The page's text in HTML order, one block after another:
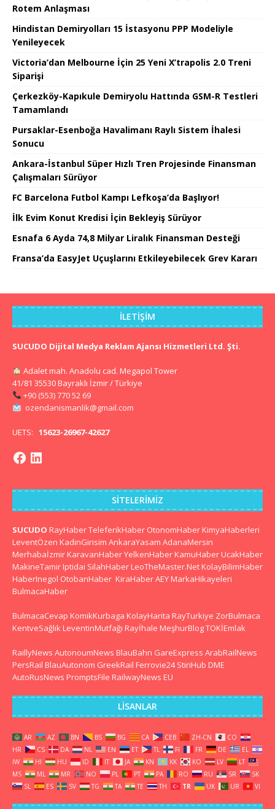
Rotem Anlaşması
Hindistan Demiryolları 15 İstasyonu PPP Modeliyle
Yenileyecek
Victoria’dan Melbourne İçin 25 Yeni X’trapolis 2.0 Treni
Siparişi
Çerkezköy-Kapıkule Demiryolu Hattında GSM-R Testleri
Tamamlandı
Pursaklar-Esenboğa Havalimanı Raylı Sistem İhalesi
Sonucu
Ankara-İstanbul Süper Hızlı Tren Projesinde Finansman
Çalışmaları Sürüyor
FC Barcelona Futbol Kampı Lefkoşa’da Başlıyor!
İlk Evim Konut Kredisi İçin Bekleyiş Sürüyor
Esnafa 6 Ayda 74,8 Milyar Liralık Finansman Desteği
Fransa’da EasyJet Uçuşlarını Etkileyebilecek Grev Kararı
İLETIŞIM
SUCUDO Dijital Medya Reklam Ajansı Hizmetleri Ltd. Şti.
Adalet mah. Anadolu cad. Megapol Tower
41/81 35530 Bayraklı İzmir / Türkiye
+90 (553) 770 52 69
ozendanismanlik@gmail.com
UETS: 15623-26967-42627
SITELERIMIZ
SUCUDO RayHaberTeleferikHaber OtonomHaber KimyaHaberleri
LeventÖzen KadinGirisim AnkaraYasam AdanaMersin
Merhabaİzmir KaravanHaberYelkenHaber KamuHaber UcakHaber
MakineTamir Iptidai SilahHaber LeoTheMaster.Net KolayBilimHaber
HaberInegol OtobanHaber KiraHaberAEY MarkaHikayeleri
BulmacaHaber
BulmacaCevap KomikKurbaga KolayHarita RayTurkiye ZorBulmaca
KentveSağlık LeventinMutfağı Rayİhale MeşhurBlogTOKİEmlak
RaillyNews AutonoumNews BlauBahn GareExpress ArabRailNews
PersRail BlauAutonom GreekRail Ferrovie24 StiriHub DME
AutoRusNews PromptsFile RailwayNews EU
LISANLAR
AR AZ BN BS BG CA CEB ZH-CN
CO
HR
CS DA NL EN ET TL FI FR DE
EL
IW
HI HU ID IT JA KN KK KO LV
LT
MS
ML MR NO PL PT PA RO RU SR
SK
SL
ES SV TG TA TE TH TR UK UR VI